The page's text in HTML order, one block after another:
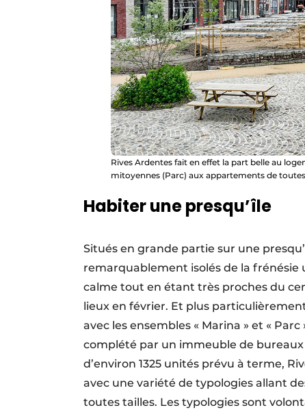
Rives Ardentes fait en effet la part belle au
mitoyennes (Parc) aux appartements de
Habiter une presqu’île
Situés en grande partie sur une
remarquablement isolés de la frénésie
calme tout en étant très proches du
lieux en février. Et plus
avec les ensembles « Marina » et «
complété par un immeuble de bureaux
d’environ 1325 unités prévu à terme,
avec une variété de typologies allant
toutes tailles. Les typologies sont